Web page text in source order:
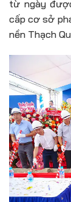
từ ngày
cấp cơ sở
nền Thạch